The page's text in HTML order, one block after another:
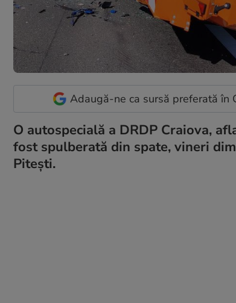
Adaugă-ne ca sursă preferată în
O autospecială a DRDP Craiova,
fost spulberată din spate, vineri
Pitești.